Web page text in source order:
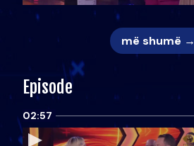
më shumë →
Episode
02:57